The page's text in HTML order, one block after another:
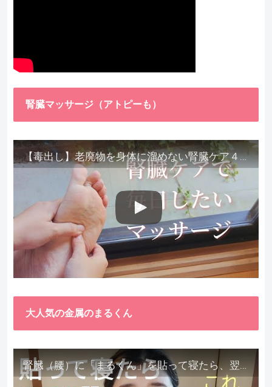
腎臓マッサージ（アトピーも）
【毒出し】老廃物を身体に溜めない腎臓ケア４種をご紹介します。
大人気の金属のまるくん
腎臓（腰）に「まるくん」を貼って寝たら、翌朝めちゃ楽でびっくりしました。腎臓叩いても痛くない！【お客様の声を試してみた】